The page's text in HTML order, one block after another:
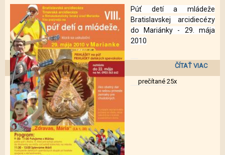
Púť detí a mládeže
Bratislavskej arcidiecézy
do Mariánky - 29. mája
2010
ČÍTAŤ VIAC
prečítané 25x